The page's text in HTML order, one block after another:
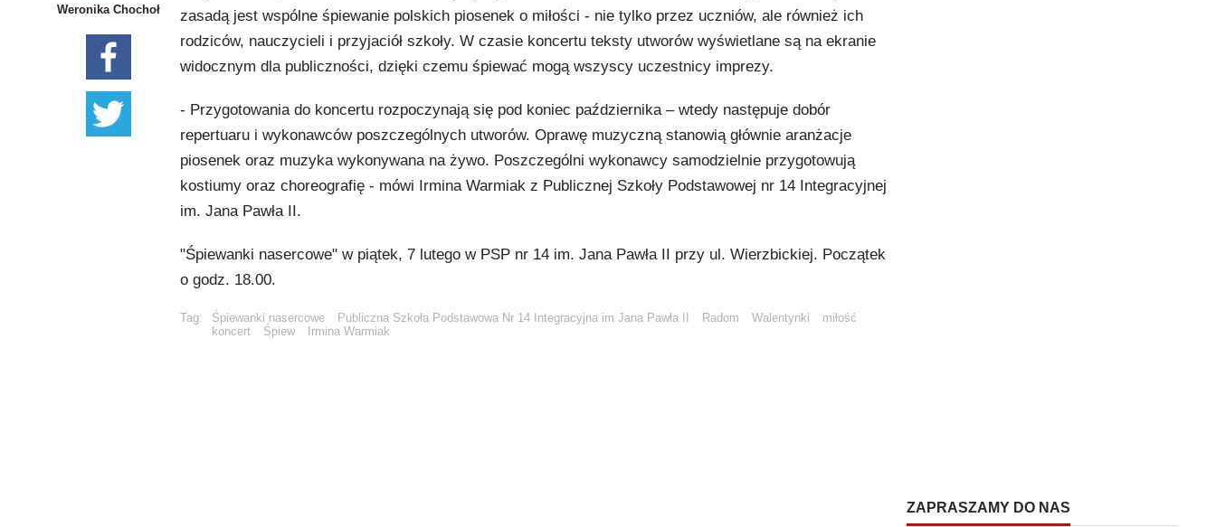
Weronika Chochoł
zasadą jest wspólne śpiewanie polskich piosenek o miłości - nie tylko przez uczniów, ale również ich
rodziców, nauczycieli i przyjaciół szkoły. W czasie koncertu teksty utworów wyświetlane są na ekranie
widocznym dla publiczności, dzięki czemu śpiewać mogą wszyscy uczestnicy imprezy.
- Przygotowania do koncertu rozpoczynają się pod koniec października – wtedy następuje dobór
repertuaru i wykonawców poszczególnych utworów. Oprawę muzyczną stanowią głównie aranżacje
piosenek oraz muzyka wykonywana na żywo. Poszczególni wykonawcy samodzielnie przygotowują
kostiumy oraz choreografię - mówi Irmina Warmiak z Publicznej Szkoły Podstawowej nr 14 Integracyjnej
im. Jana Pawła II.
"Śpiewanki nasercowe" w piątek, 7 lutego w PSP nr 14 im. Jana Pawła II przy ul. Wierzbickiej. Początek
o godz. 18.00.
Tag: Śpiewanki nasercowe Publiczna Szkoła Podstawowa Nr 14 Integracyjna im Jana Pawła II Radom Walentynki
miłość
koncert
Śpiew Irmina Warmiak
ZAPRASZAMY DO NAS